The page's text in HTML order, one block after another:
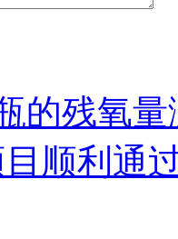
的残氧
顺利通